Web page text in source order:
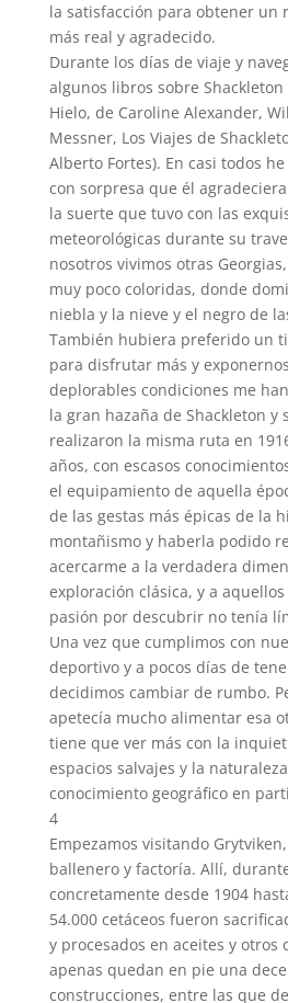
la satisfacción para obtener un
más real y agradecido.
Durante los días de viaje y
algunos libros sobre
Hielo, de Caroline Alexander,
Messner, Los Viajes de
Alberto Fortes). En casi todos
con sorpresa que él
la suerte que tuvo con las
meteorológicas durante su
nosotros vivimos otras
muy poco coloridas, donde
niebla y la nieve y el negro de
También hubiera preferido un
para disfrutar más y
deplorables condiciones me
la gran hazaña de Shackleton y
realizaron la misma ruta en
años, con escasos
el equipamiento de aquella
de las gestas más épicas de la
montañismo y haberla podido
acercarme a la verdadera
exploración clásica, y a
pasión por descubrir no tenía
Una vez que cumplimos con
deportivo y a pocos días de
decidimos cambiar de rumbo.
apetecía mucho alimentar esa
tiene que ver más con la
espacios salvajes y la
conocimiento geográfico en
4
Empezamos visitando
ballenero y factoría. Allí,
concretamente desde 1904
54.000 cetáceos fueron
y procesados en aceites y otros
apenas quedan en pie una
construcciones, entre las que